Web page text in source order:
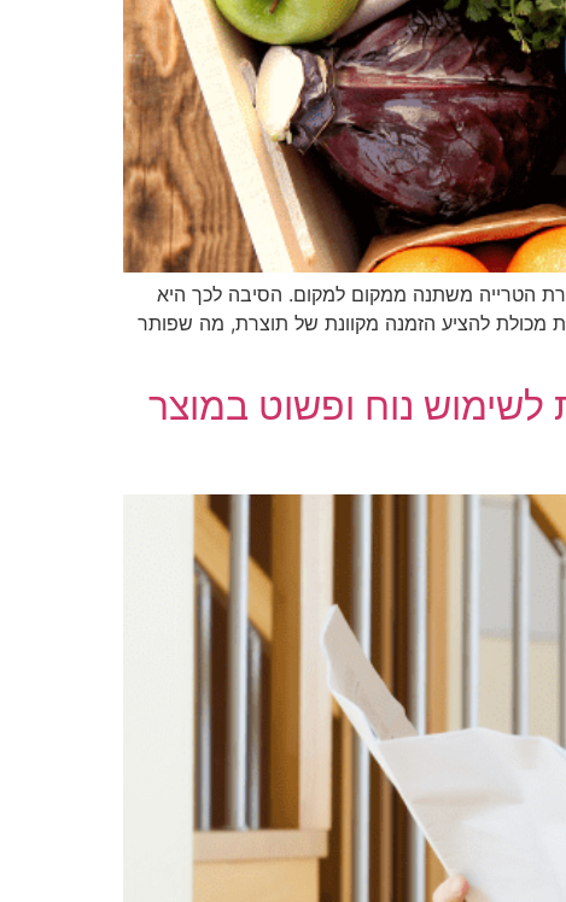
הטרייה משתנה ממקום למקום. הסיבה לכך היא
מכולת להציע הזמנה מקוונת של תוצרת, מה שפותר
נוח ופשוט במוצר